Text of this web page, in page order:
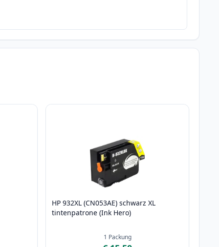
HP 932XL (CN053AE) schwarz XL
tintenpatrone (Ink Hero)
1 Packung